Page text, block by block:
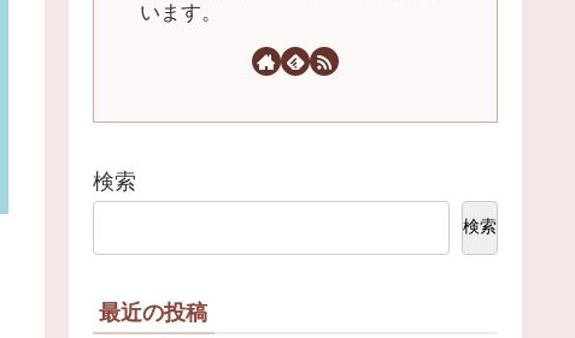
います。
検索
検索
最近の投稿